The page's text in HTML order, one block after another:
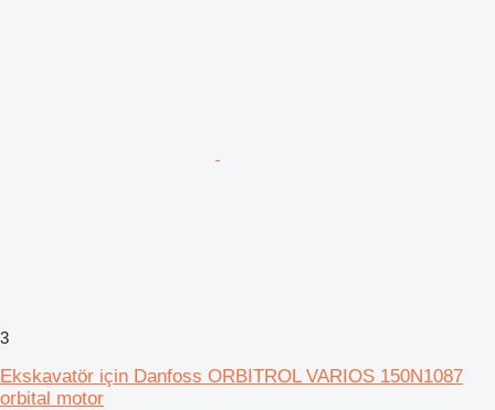
3
Ekskavatör için Danfoss ORBITROL VARIOS 150N1087
orbital motor